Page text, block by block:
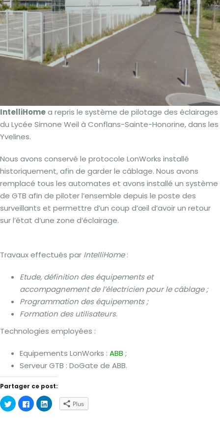
IntelliHomea repris le système de pilotage des éclairages
du Lycée Simone Weil à Conflans-Sainte-Honorine, dans les
Yvelines.
Nous avons conservé le protocole LonWorks installé
historiquement, afin de garder le câblage. Nous avons
remplacé tous les automates et avons installé un système
de GTB afin de piloter l’ensemble depuis le poste des
surveillants et permettre d’un coup d’œil d’avoir un retour
sur l’état d’une zone d’éclairage.
Travaux effectués par IntelliHome:
Etude, définition des équipements et
accompagnement de l’électricien pour le câblage ;
Programmation des équipements ;
Formation des utilisateurs.
Technologies employées :
Equipements LonWorks : ABB ;
Serveur GTB : DoGate de ABB.
Partager ce post:
Cliquez
pour
partager
Cliquez
pour
partager
Cliquez
pour Plus